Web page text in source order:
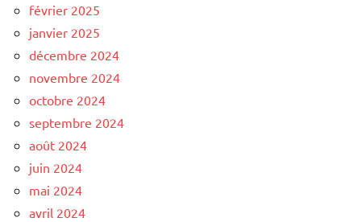
février 2025
janvier 2025
décembre 2024
novembre 2024
octobre 2024
septembre 2024
août 2024
juin 2024
mai 2024
avril 2024